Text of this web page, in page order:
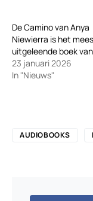
De Camino van Anya
Niewierra is het
uitgeleende boek
23 januari 2026
In "Nieuws"
AUDIOBOOKS